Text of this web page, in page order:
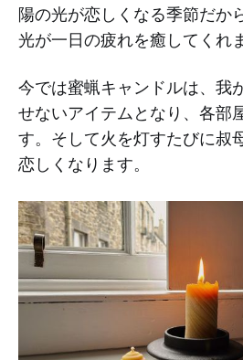
陽の光が恋しくなる季節だか
光が一日の疲れを癒してくれ
今では蜜蝋キャンドルは、我
せないアイテムとなり、各部
す。そして火を灯すたびに叔
恋しくなります。